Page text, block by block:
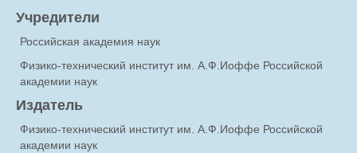
Учредители
Российская академия наук
Физико-технический институт им. А.Ф.Иоффе Российской
академии наук
Издатель
Физико-технический институт им. А.Ф.Иоффе Российской
академии наук